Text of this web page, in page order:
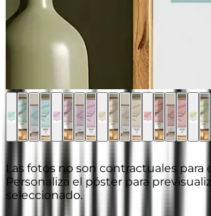
Las fotos no son contractuales para
Personaliza el póster para
seleccionado.